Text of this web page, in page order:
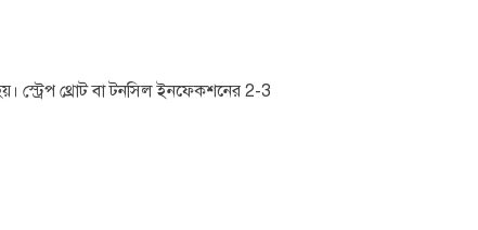
স্ট্রেপ থ্রোট বা টনসিল ইনফেকশনের 2-3